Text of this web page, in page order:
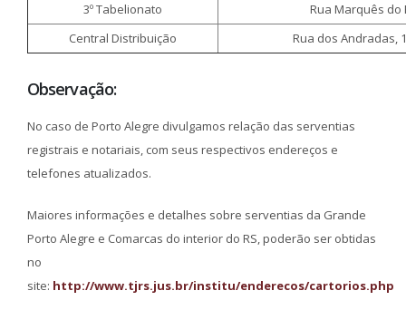
3º Tabelionato
Rua Marquês do
Central Distribuição
Rua dos Andradas,
Observação:
No caso de Porto Alegre divulgamos relação das serventias
registrais e notariais, com seus respectivos endereços e
telefones atualizados.
Maiores informações e detalhes sobre serventias da Grande
Porto Alegre e Comarcas do interior do RS, poderão ser obtidas
no
site: http://www.tjrs.jus.br/institu/enderecos/cartorios.php